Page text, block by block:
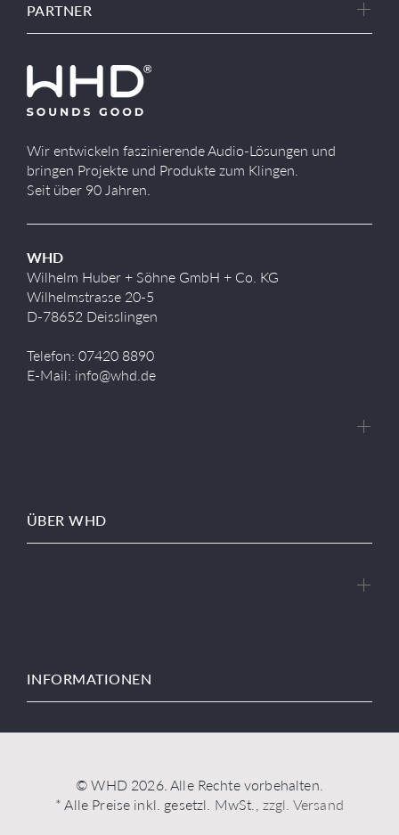
PARTNER
Wir entwickeln faszinierende Audio-Lösungen und
bringen Projekte und Produkte zum Klingen.
Seit über 90 Jahren.
WHD
Wilhelm Huber + Söhne GmbH + Co. KG
Wilhelmstrasse 20-5
D-78652 Deisslingen
Telefon: 07420 8890
E-Mail: info@whd.de
ÜBER WHD
INFORMATIONEN
© WHD 2026. Alle Rechte vorbehalten.
* Alle Preise inkl. gesetzl. MwSt., zzgl. Versand